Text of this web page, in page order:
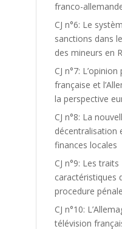
franco-
CJ n°6: Le
sanctions dans
des mineurs en
CJ n°7:
française et
la perspective
CJ n°8: La
décentralisation
finances locales
CJ n°9: Les traits
caractéristiques
procedure
CJ n°10:
télévision